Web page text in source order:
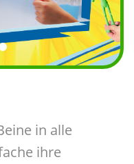
siesie!
Schütteln Sie sie ab!
in alle
ihre